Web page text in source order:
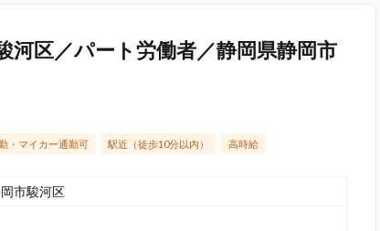
河区／パート労働者／静岡県静岡市
・マイカー通勤可 駅近（徒歩10分以内） 高時給
市駿河区